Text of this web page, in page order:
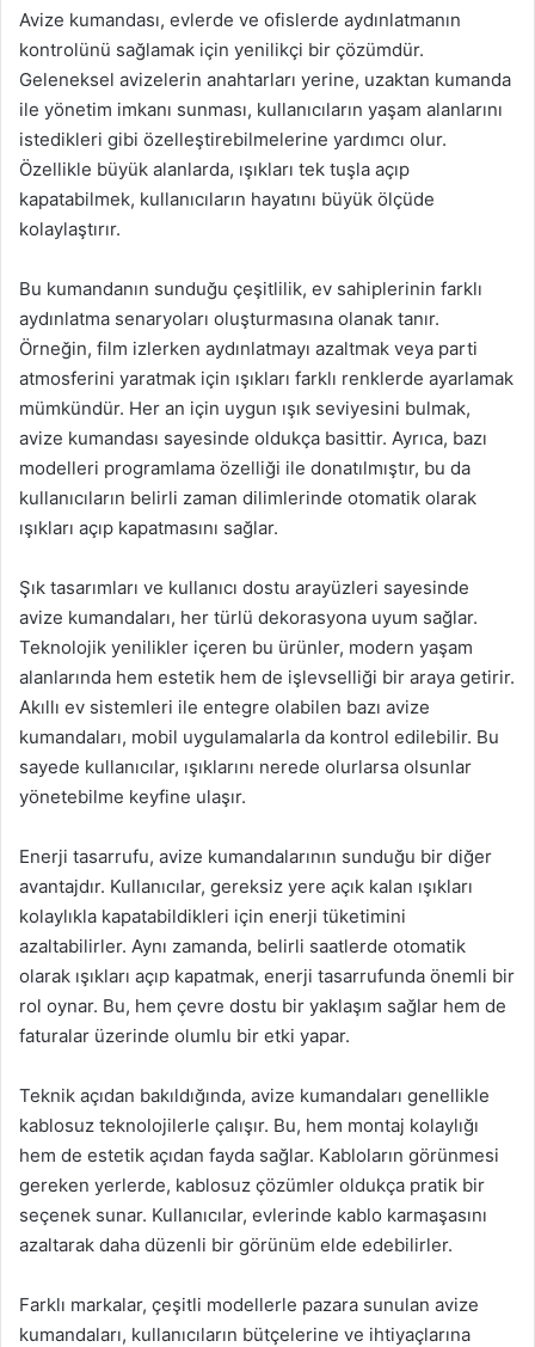
Avize kumandası, evlerde ve ofislerde aydınlatmanın
kontrolünü sağlamak için yenilikçi bir çözümdür.
Geleneksel avizelerin anahtarları yerine, uzaktan kumanda
ile yönetim imkanı sunması, kullanıcıların yaşam alanlarını
istedikleri gibi özelleştirebilmelerine yardımcı olur.
Özellikle büyük alanlarda, ışıkları tek tuşla açıp
kapatabilmek, kullanıcıların hayatını büyük ölçüde
kolaylaştırır.
Bu kumandanın sunduğu çeşitlilik, ev sahiplerinin farklı
aydınlatma senaryoları oluşturmasına olanak tanır.
Örneğin, film izlerken aydınlatmayı azaltmak veya parti
atmosferini yaratmak için ışıkları farklı renklerde ayarlamak
mümkündür. Her an için uygun ışık seviyesini bulmak,
avize kumandası sayesinde oldukça basittir. Ayrıca, bazı
modelleri programlama özelliği ile donatılmıştır, bu da
kullanıcıların belirli zaman dilimlerinde otomatik olarak
ışıkları açıp kapatmasını sağlar.
Şık tasarımları ve kullanıcı dostu arayüzleri sayesinde
avize kumandaları, her türlü dekorasyona uyum sağlar.
Teknolojik yenilikler içeren bu ürünler, modern yaşam
alanlarında hem estetik hem de işlevselliği bir araya getirir.
Akıllı ev sistemleri ile entegre olabilen bazı avize
kumandaları, mobil uygulamalarla da kontrol edilebilir. Bu
sayede kullanıcılar, ışıklarını nerede olurlarsa olsunlar
yönetebilme keyfine ulaşır.
Enerji tasarrufu, avize kumandalarının sunduğu bir diğer
avantajdır. Kullanıcılar, gereksiz yere açık kalan ışıkları
kolaylıkla kapatabildikleri için enerji tüketimini
azaltabilirler. Aynı zamanda, belirli saatlerde otomatik
olarak ışıkları açıp kapatmak, enerji tasarrufunda önemli bir
rol oynar. Bu, hem çevre dostu bir yaklaşım sağlar hem de
faturalar üzerinde olumlu bir etki yapar.
Teknik açıdan bakıldığında, avize kumandaları genellikle
kablosuz teknolojilerle çalışır. Bu, hem montaj kolaylığı
hem de estetik açıdan fayda sağlar. Kabloların görünmesi
gereken yerlerde, kablosuz çözümler oldukça pratik bir
seçenek sunar. Kullanıcılar, evlerinde kablo karmaşasını
azaltarak daha düzenli bir görünüm elde edebilirler.
Farklı markalar, çeşitli modellerle pazara sunulan avize
kumandaları, kullanıcıların bütçelerine ve ihtiyaçlarına